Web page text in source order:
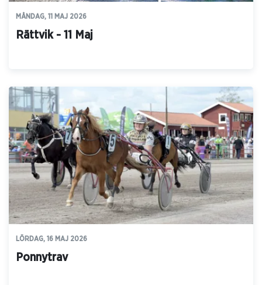
MÅNDAG, 11 MAJ 2026
Rättvik - 11 Maj
LÖRDAG, 16 MAJ 2026
Ponnytrav